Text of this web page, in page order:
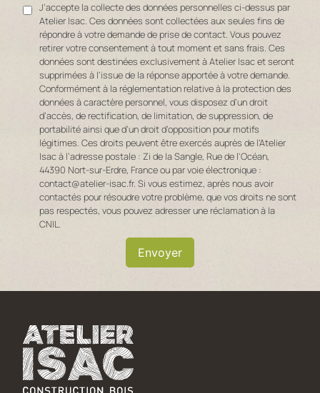
J’accepte la collecte des données personnelles ci-dessus par
Atelier Isac. Ces données sont collectées aux seules fins de
répondre à votre demande de prise de contact. Vous pouvez
retirer votre consentement à tout moment et sans frais. Ces
données sont destinées exclusivement à Atelier Isac et seront
supprimées à l’issue de la réponse apportée à votre demande.
Conformément à la réglementation relative à la protection des
données à caractère personnel, vous disposez d’un droit
d’accès, de rectification, de limitation, de suppression, de
portabilité ainsi que d’un droit d’opposition pour motifs
légitimes. Ces droits peuvent être exercés auprès de l’Atelier
Isac à l’adresse postale : Zi de la Sangle, Rue de l'Océan,
44390 Nort-sur-Erdre, France ou par voie électronique :
contact@atelier-isac.fr. Si vous estimez, après nous avoir
contactés pour résoudre votre problème, que vos droits ne sont
pas respectés, vous pouvez adresser une réclamation à la
CNIL.